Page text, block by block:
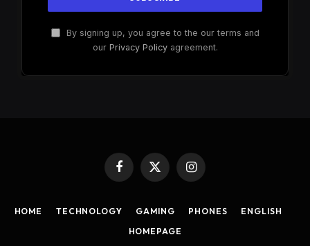
By signing up, you agree to the our terms and
our Privacy Policyagreement.
Facebook
X
(Twitter)
Instagram
HOME TECHNOLOGY GAMING PHONES
ENGLISH
HOMEPAGE